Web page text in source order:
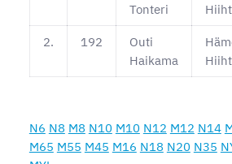
Tonteri
2. 192
Outi
Haikama
N6 N8 M8 N10 M10 N12 M12 N14
M65 M55 M45 M16 N18 N20 N35